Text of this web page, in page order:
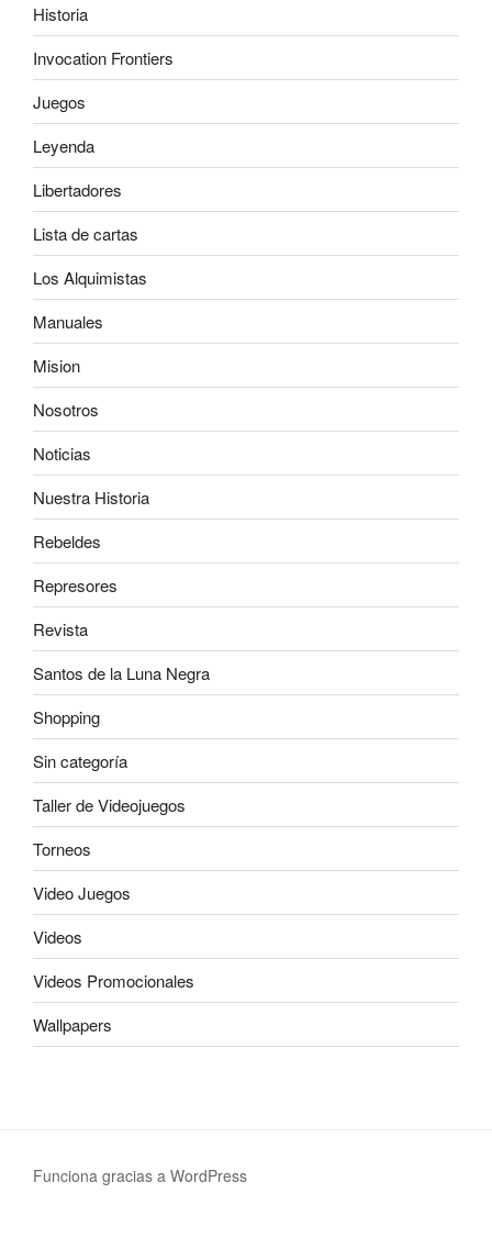
Historia
Invocation Frontiers
Juegos
Leyenda
Libertadores
Lista de cartas
Los Alquimistas
Manuales
Mision
Nosotros
Noticias
Nuestra Historia
Rebeldes
Represores
Revista
Santos de la Luna Negra
Shopping
Sin categoría
Taller de Videojuegos
Torneos
Video Juegos
Videos
Videos Promocionales
Wallpapers
Funciona gracias a WordPress